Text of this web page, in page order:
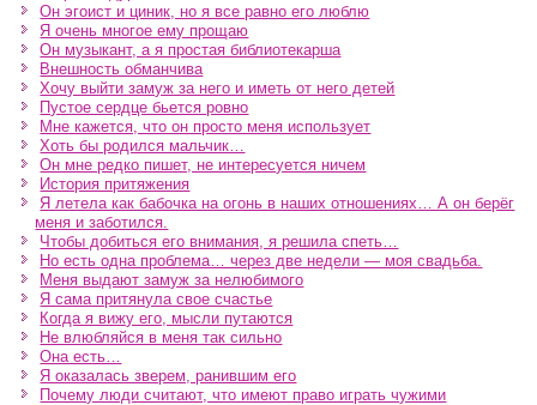
Он эгоист и циник, но я все равно его люблю
Я очень многое ему прощаю
Он музыкант, а я простая библиотекарша
Внешность обманчива
Хочу выйти замуж за него и иметь от него детей
Пустое сердце бьется ровно
Мне кажется, что он просто меня использует
Хоть бы родился мальчик…
Он мне редко пишет, не интересуется ничем
История притяжения
Я летела как бабочка на огонь в наших отношениях… А он берёг
меня и заботился.
Чтобы добиться его внимания, я решила спеть…
Но есть одна проблема… через две недели — моя свадьба.
Меня выдают замуж за нелюбимого
Я сама притянула свое счастье
Когда я вижу его, мысли путаются
Не влюбляйся в меня так сильно
Она есть…
Я оказалась зверем, ранившим его
Почему люди считают, что имеют право играть чужими